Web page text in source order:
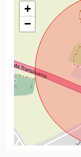
+
−